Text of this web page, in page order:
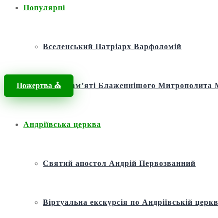
Популярні
Вселенський Патріарх Варфоломій
Фонд пам’яті Блаженнішого
Андріївська церква
Святий апостол Андрій Первозванний
Віртуальна екскурсія по Андріївській
Пожертва ⛪️